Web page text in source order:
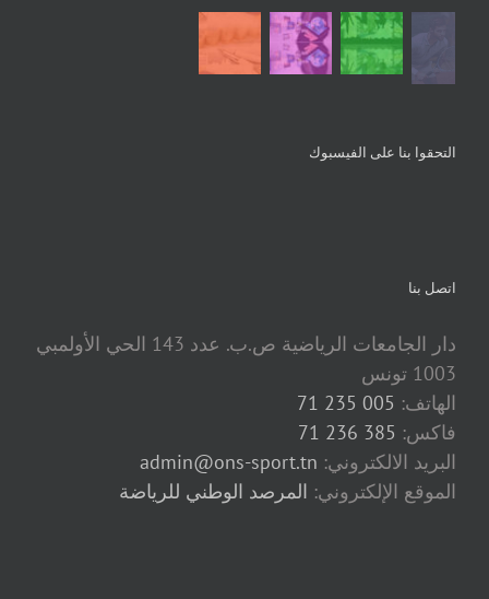
التحقوا بنا على الفيسبوك
اتصل بنا
دار الجامعات الرياضية ص.ب. عدد 143 الحي الأولمبي
1003 تونس
الهاتف: 005 235 71
فاكس: 385 236 71
البريد الالكتروني: admin@ons-sport.tn
الموقع الإلكتروني: المرصد الوطني للرياضة